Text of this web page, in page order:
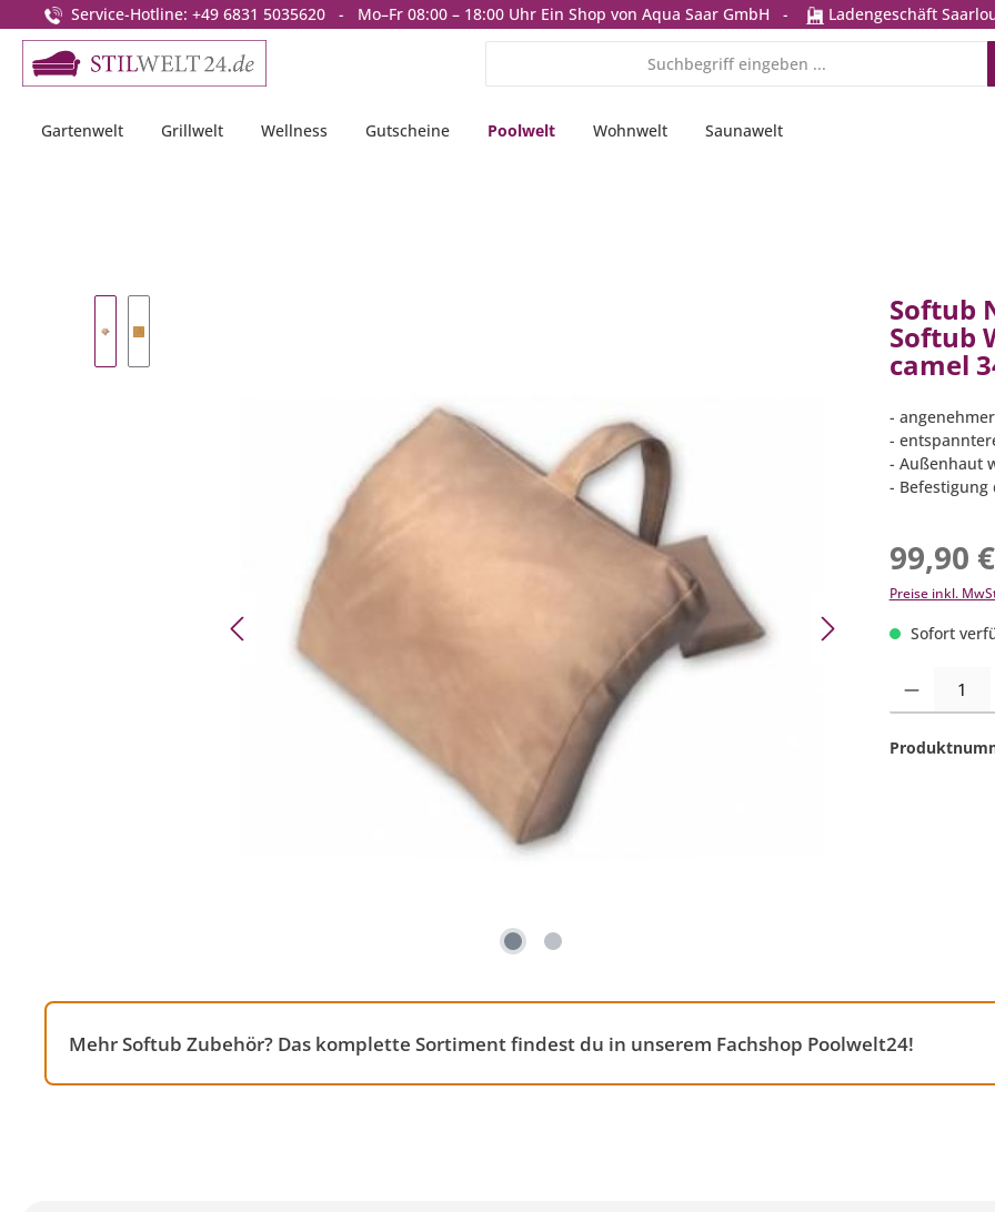
Zur Hauptnavigation springen
Service-Hotline: +49 6831 5035620 - Mo–Fr 08:00 – 18:00 Uhr Ein Shop von Aqua Saar GmbH - Ladengeschäft
Gartenwelt Grillwelt Wellness Gutscheine Poolwelt Wohnwelt Saunawelt
Softub
Softub
camel
-
-
- Außenhaut
- Befestigung
99,90
Preise inkl.
Sofort
Produkt
Mehr Softub Zubehör? Das komplette Sortiment findest du in unserem Fachshop Poolwelt24!